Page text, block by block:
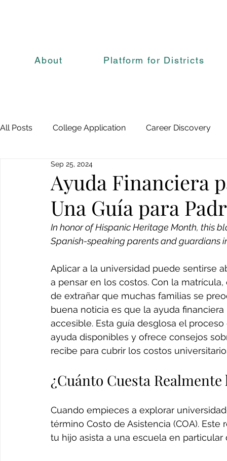
About Platform for Districts
All Posts College Application Career Discovery
Ayuda Financiera
Una Guía para
Sep 25, 2024
In honor of Hispanic Heritage Month, this
Spanish-speaking parents and guardians
Aplicar a la universidad puede sentirse
a pensar en los costos. Con la
de extrañar que muchas familias se
buena noticia es que la ayuda
accesible. Esta guía desglosa el
ayuda disponibles y ofrece consejos
recibe para cubrir los costos
¿Cuánto Cuesta
Cuando empieces a explorar
término Costo de Asistencia (COA).
tu hijo asista a una escuela en